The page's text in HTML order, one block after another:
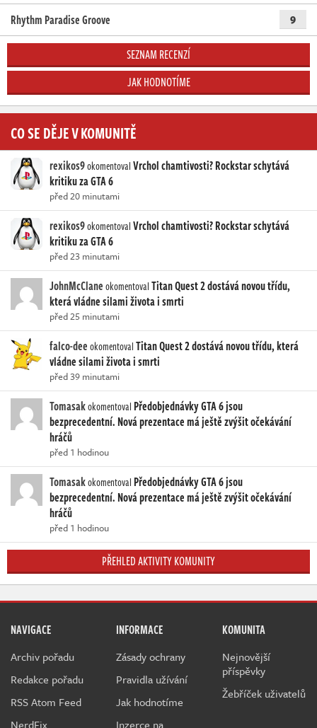
Rhythm Paradise Groove 9
SEZNAM RECENZÍ
JAK HODNOTÍME
CO SE DĚJE V KOMUNITĚ
rexikos9okomentovalVrchol chamtivosti? Rockstar schytává
kritiku za GTA 6
před 20 minutami
rexikos9okomentovalVrchol chamtivosti? Rockstar schytává
kritiku za GTA 6
před 23 minutami
JohnMcClaneokomentovalTitan Quest 2 dostává novou třídu,
která vládne silami života i smrti
před 25 minutami
falco-deeokomentovalTitan Quest 2 dostává novou třídu, která
vládne silami života i smrti
před 39 minutami
Tomasakokomentoval Předobjednávky GTA 6 jsou
bezprecedentní. Nová prezentace má ještě zvýšit očekávání
hráčů
před 1 hodinou
Tomasakokomentoval Předobjednávky GTA 6 jsou
bezprecedentní. Nová prezentace má ještě zvýšit očekávání
hráčů
před 1 hodinou
PŘEHLED AKTIVITY KOMUNITY
NAVIGACE
Archiv pořadu
Redakce pořadu
RSS Atom Feed
NerdFix
INFORMACE
Zásady ochrany
Pravidla užívání
Jak hodnotíme
Inzerce na
KOMUNITA
Nejnovější
příspěvky
Žebříček uživatelů